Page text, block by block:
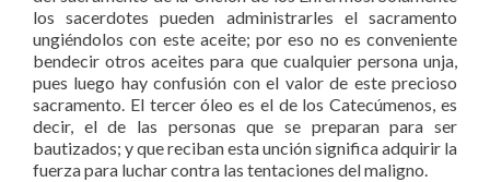
los sacerdotes pueden administrarles el sacramento
ungiéndolos con este aceite; por eso no es conveniente
bendecir otros aceites para que cualquier persona unja,
pues luego hay confusión con el valor de este precioso
sacramento. El tercer óleo es el de los Catecúmenos, es
decir, el de las personas que se preparan para ser
bautizados; y que reciban esta unción significa adquirir la
fuerza para luchar contra las tentaciones del maligno.